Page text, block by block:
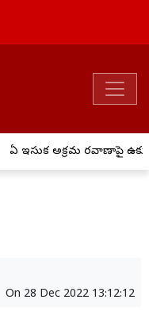
ఏపీ ఇసుక అక్రమ రవాణాపై
On 28 Dec 2022 13:12:12